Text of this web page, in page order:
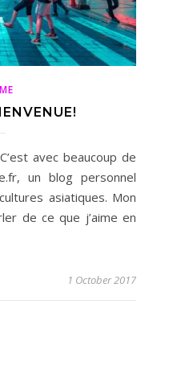
avec beaucoup de
un blog personnel
asiatiques. Mon
de ce que j’aime en
1 October 2017